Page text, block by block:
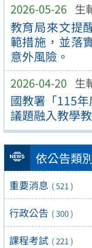
2026-05-26 生
教育局來文提
範措施，並落
意外風險。
2026-04-20 生
國教署「115
議題融入教學
依公告類
重要消息 ( 521 )
行政公告 ( 300 )
課程考試 ( 221 )